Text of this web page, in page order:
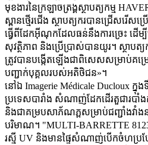
មុខងារនៃក្រឡាចត្រង្គស្ថាបត្យកម្ម
ស្ពានថ្មើរជើង ស្ថាបត្យករបានជ្រើសរើ
ធ្វើពីដែកអ៊ីណុកដែលធន់នឹងការច្រេះ ដើម្បី
សុវត្ថិភាព និងប្រើប្រាស់បានយូរ។ ស្ថាបត្យ
ត្រូវ​បាន​បង្កើត​ឡើង​ជា​ពិសេស​សម្រាប់​គ
បញ្ជាក់​បុគ្គល​របស់​អតិថិជន»។
នៅឯ Imagerie Médicale Ducloux ក្នុ
ប្រទេសបារាំង សំណាញ់ដែកដើរតួជារបាំងក
និងជាគម្របសាភ័ណភ្ពសម្រាប់ជញ្ជាំងវាំ
បរិមាណ។ "MULTI-BARRETTE 8123
រស្មី UV និងមានផ្ទៃសំណាញ់បើកចំហប្រហ